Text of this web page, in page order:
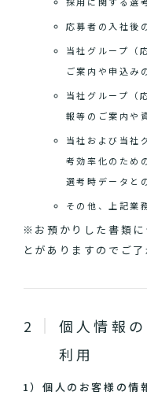
応募者の入社後
当社グループ（
ご案内や申込み
当社グループ（
報等のご案内や
当社および当社
考効率化のため
選考時データと
その他、上記業
※お預かりした書類に
とがありますのでご了
個人情報
利用
1）個人のお客様の情